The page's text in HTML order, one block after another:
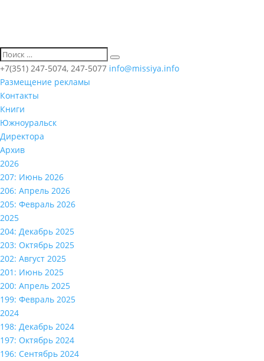
+7(351) 247-5074, 247-5077 info@missiya.info
Размещение рекламы
Контакты
Книги
Южноуральск
Директора
Архив
2026
207: Июнь 2026
206: Апрель 2026
205: Февраль 2026
2025
204: Декабрь 2025
203: Октябрь 2025
202: Август 2025
201: Июнь 2025
200: Апрель 2025
199: Февраль 2025
2024
198: Декабрь 2024
197: Октябрь 2024
196: Сентябрь 2024